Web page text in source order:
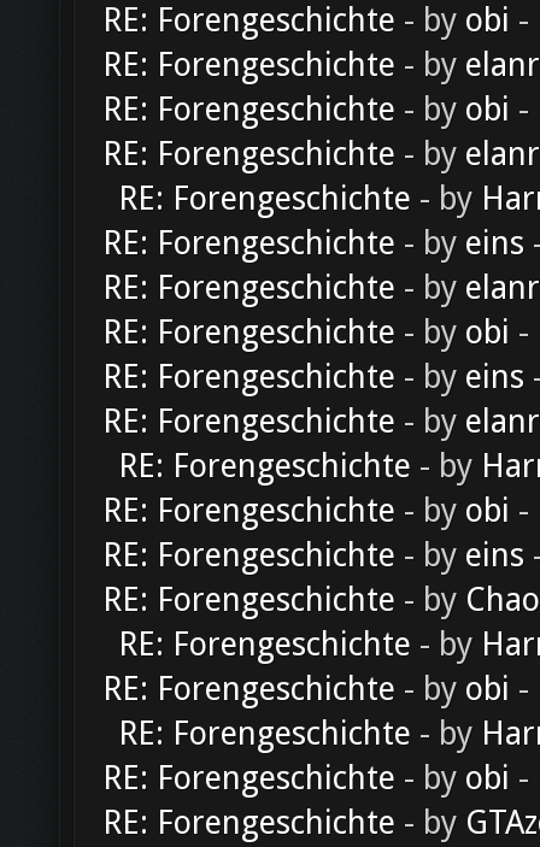
RE: Forengeschichte - by obi -
RE: Forengeschichte - by
RE: Forengeschichte - by obi -
RE: Forengeschichte - by
RE: Forengeschichte - by
RE: Forengeschichte - by eins
RE: Forengeschichte - by
RE: Forengeschichte - by obi -
RE: Forengeschichte - by eins
RE: Forengeschichte - by
RE: Forengeschichte - by
RE: Forengeschichte - by obi -
RE: Forengeschichte - by eins
RE: Forengeschichte - by
RE: Forengeschichte - by
RE: Forengeschichte - by obi -
RE: Forengeschichte - by
RE: Forengeschichte - by obi -
RE: Forengeschichte - by